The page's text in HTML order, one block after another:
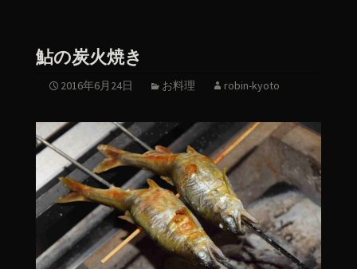
鮎の炭火焼き
2016年6月24日 お料理 robin-kyoto